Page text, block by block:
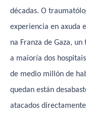
décadas. O
experiencia en axuda
na Franza de Gaza,
a maioría dos
de medio millón de
quedan están
atacados